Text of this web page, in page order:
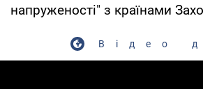
напруженості" з країнами
Відео